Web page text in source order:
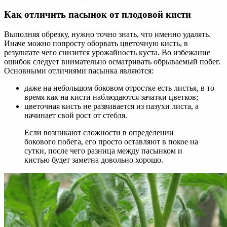
Как отличить пасынок от плодовой кисти
Выполняя обрезку, нужно точно знать, что именно удалять.
Иначе можно попросту оборвать цветочную кисть, в
результате чего снизится урожайность куста. Во избежание
ошибок следует внимательно осматривать обрываемый побег.
Основными отличиями пасынка являются:
даже на небольшом боковом отростке есть листья, в то
время как на кисти наблюдаются зачатки цветков;
цветочная кисть не развивается из пазухи листа, а
начинает свой рост от стебля.
Если возникают сложности в определении
бокового побега, его просто оставляют в покое на
сутки, после чего разница между пасынком и
кистью будет заметна довольно хорошо.